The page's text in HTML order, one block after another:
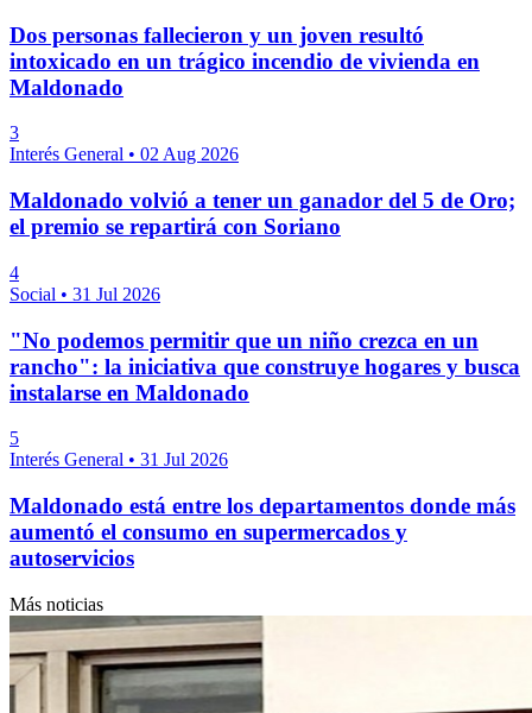
Dos personas fallecieron y un joven resultó
intoxicado en un trágico incendio de vivienda en
Maldonado
3
Interés General • 02 Aug 2026
Maldonado volvió a tener un ganador del 5 de Oro;
el premio se repartirá con Soriano
4
Social • 31 Jul 2026
"No podemos permitir que un niño crezca en un
rancho": la iniciativa que construye hogares y busca
instalarse en Maldonado
5
Interés General • 31 Jul 2026
Maldonado está entre los departamentos donde más
aumentó el consumo en supermercados y
autoservicios
Más noticias